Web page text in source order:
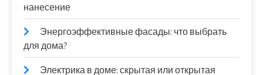
нанесение
Энергоэффективные фасады: что выбрать
для дома?
Электрика в доме: скрытая или открытая